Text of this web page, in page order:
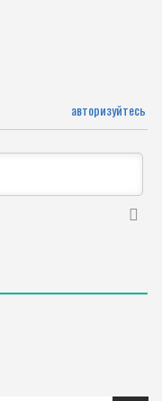
авторизуйтесь